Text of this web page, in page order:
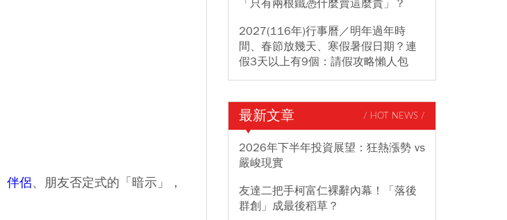
伴侶、朋友否定式的「暗示」，
「只有兩根鐵憑什麼賣這麼貴」？
2027(116年)行事曆／明年過年時
間、春節放幾天、寒假暑假日期？連
假3天以上有9個：請假攻略懶人包
最新文章 / HOT NEWS /
2026年下半年投資展望：狂熱漲勢 vs
嚴峻現實
友達二把手柯富仁裸辭內幕！「落後
群創」成最後稻草？